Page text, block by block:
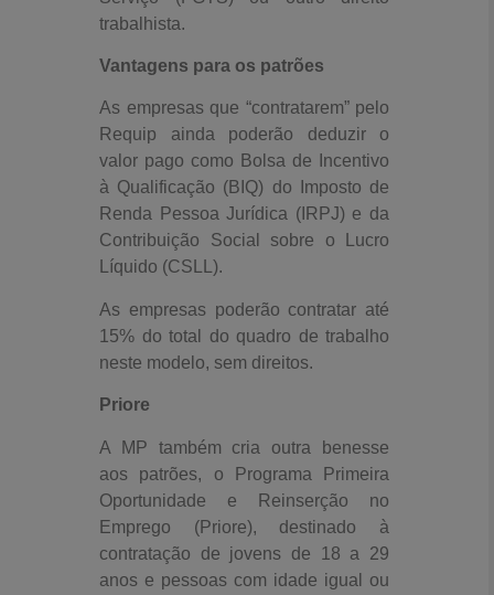
trabalhista.
Vantagens para os patrões
As empresas que “contratarem” pelo
Requip ainda poderão deduzir o
valor pago como Bolsa de Incentivo
à Qualificação (BIQ) do Imposto de
Renda Pessoa Jurídica (IRPJ) e da
Contribuição Social sobre o Lucro
Líquido (CSLL).
As empresas poderão contratar até
15% do total do quadro de trabalho
neste modelo, sem direitos.
Priore
A MP também cria outra benesse
aos patrões, o Programa Primeira
Oportunidade e Reinserção no
Emprego (Priore), destinado à
contratação de jovens de 18 a 29
anos e pessoas com idade igual ou